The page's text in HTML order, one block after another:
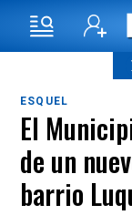
ESQUEL
El
de un
barrio